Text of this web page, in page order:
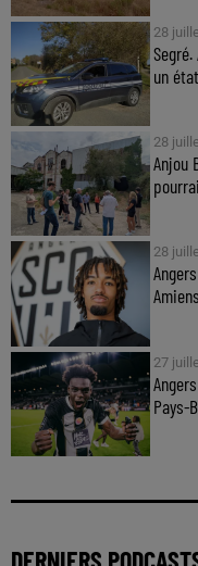
28
un
28
Anjou
28
Amiens
27
Pays-